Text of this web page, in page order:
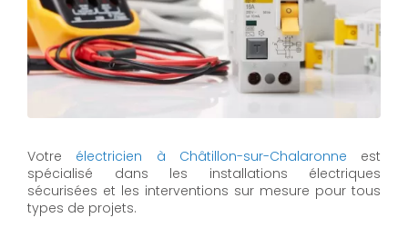
Votre électricien à Châtillon-sur-Chalaronne est
spécialisé dans les installations électriques
sécurisées et les interventions sur mesure pour tous
types de projets.